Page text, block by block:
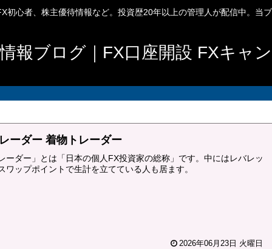
初心者、株主優待情報など。投資歴20年以上の管理人が配信中。当
報ブログ｜FX口座開設 FXキャ
ーダー 着物トレーダー
ーダー」とは「日本の個人FX投資家の総称」です。中にはレバレッ
ワップポイントで生計を立てている人も居ます。
2026年06月23日 火曜日